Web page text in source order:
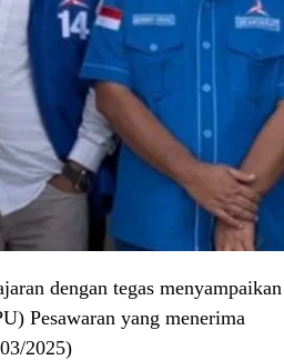
dengan tegas menyampaikan
Pesawaran yang menerima
2025)